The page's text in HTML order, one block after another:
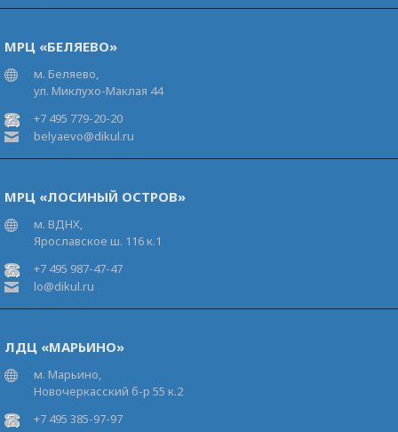
МРЦ «БЕЛЯЕВО»
м. Беляево,
ул. Миклухо-Маклая 44
+7 495 779-20-20
belyaevo@dikul.ru
МРЦ «ЛОСИНЫЙ ОСТРОВ»
м. ВДНХ,
Ярославское ш. 116 к.1
+7 495 987-47-47
lo@dikul.ru
ЛДЦ «МАРЬИНО»
м. Марьино,
Новочеркасский б-р 55 к.2
+7 495 385-97-97